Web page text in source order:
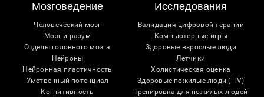
Мозговедение
Человеческий мозг
Мозг и разум
Отделы головного мозга
Нейроны
Нейронная пластичность
Умственный потенциал
Когнитивность
Исследования
Валидация цифровой терапии
Компьютерные игры
Здоровые взрослые люди
Лётчики
Холистическая оценка
Здоровые пожилые люди (iTV)
Тренировка для пожилых людей